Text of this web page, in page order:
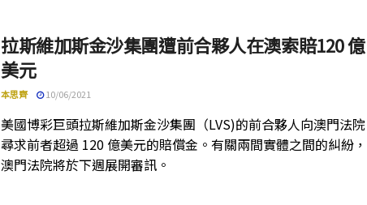
拉斯維加斯金沙集團遭前合夥人在澳索賠120 億
美元
本思齊 10/06/2021
美國博彩巨頭拉斯維加斯金沙集團（LVS)的前合夥人向澳門法院
尋求前者超過 120 億美元的賠償金。有關兩間實體之間的糾紛，
澳門法院將於下週展開審訊。